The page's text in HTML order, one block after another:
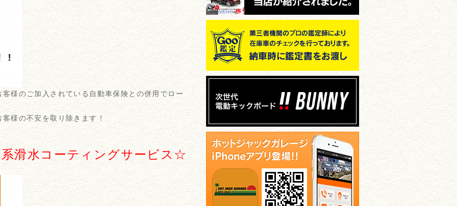
様のご加入されている自動車保険との併用でロー
様の不安を取り除きます！
滑水コーティングサービス☆